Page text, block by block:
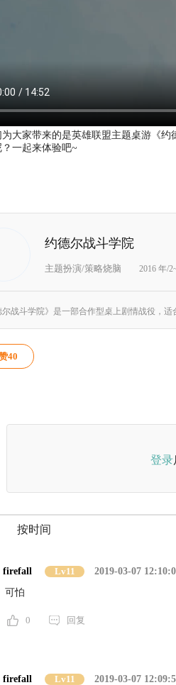
大家带来的是英雄联盟主题桌游《
一起来体验吧~
约德尔战斗学院
主题扮演/策略烧脑 2016 年/
40
登录
按时间
firefall Lv11
2019-03-07
可怕
0 回复
firefall Lv11
2019-03-07